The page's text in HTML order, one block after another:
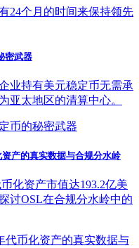
个月的时间来保持领先
密武器
业持有美元稳定币无需承
亚太地区的清算中心。
币的秘密武器
产的真实数据与合规分水岭
化资产市值达193.2亿美
讨OSL在合规分水岭中的
代币化资产的真实数据与